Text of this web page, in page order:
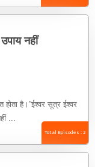
नहीं
होता है।”ईश्वर सूत्र ईश्वर
...
Total Episodes : 2